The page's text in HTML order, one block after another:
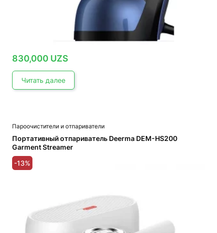
830,000 UZS
Читать далее
Пароочистители и отпариватели
Портативный отпариватель Deerma DEM-HS200
Garment Streamer
-13%